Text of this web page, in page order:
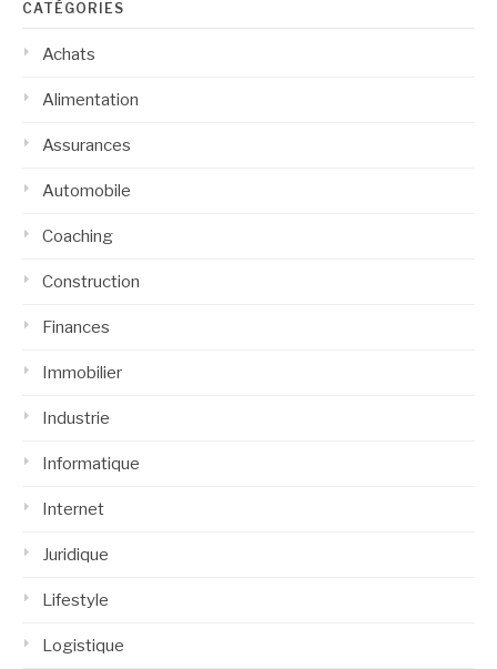
CATÉGORIES
Achats
Alimentation
Assurances
Automobile
Coaching
Construction
Finances
Immobilier
Industrie
Informatique
Internet
Juridique
Lifestyle
Logistique